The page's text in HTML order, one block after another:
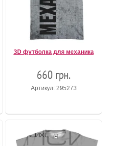
3D футболка для механика
660 грн.
Артикул: 295273